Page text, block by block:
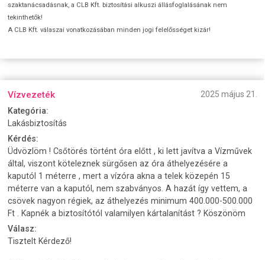
szaktanácsadásnak, a CLB Kft. biztosítási alkuszi állásfoglalásának nem
tekinthetők!
A CLB Kft. válaszai vonatkozásában minden jogi felelősséget kizár!
Vízvezeték
2025 május 21.
Kategória:
Lakásbiztosítás
Kérdés:
Üdvözlöm ! Csőtörés történt óra előtt , ki lett javítva a Vízművek
által, viszont köteleznek sürgősen az óra áthelyezésére a
kaputól 1 méterre , mert a vízóra akna a telek közepén 15
méterre van a kaputól, nem szabványos. A hazát így vettem, a
csövek nagyon régiek, az áthelyezés minimum 400.000-500.000
Ft . Kapnék a biztosítótól valamilyen kártalanítást ? Köszönöm
Válasz:
Tisztelt Kérdező!